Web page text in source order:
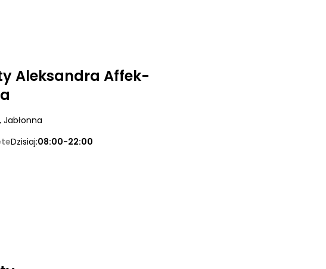
Aleksandra Affek-
, Jabłonna
Dzisiaj:08:00-22:00